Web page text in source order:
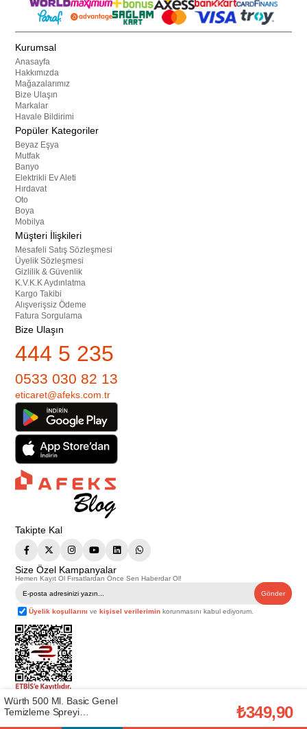
Kurumsal
Anasayfa
Hakkımızda
Mağazalarımız
Bize Ulaşın
Markalar
Havale Bildirimi
Popüler Kategoriler
Beyaz Eşya
Mutfak
Banyo
Elektrikli Ev Aleti
Hırdavat
Oto
Boya
Mobilya
Müşteri İlişkileri
Mesafeli Satış Sözleşmesi
Üyelik Sözleşmesi
Gizlilik & Güvenlik
K.V.K.K Aydınlatma
Kargo Takibi
Alışverişsiz Ödeme
Fatura Sorgulama
Bize Ulaşın
444 5 235
0533 030 82 13
eticaret@afeks.com.tr
Takipte Kal
Size Özel Kampanyalar
Hemen Kayıt Ol Fırsatlardan Önce Sen Haberdar Ol!
Gönder
Üyelik koşullarını vekişisel verilerimin korunmasını kabul ediyorum.
Telif Hakkı © 2026Afeks Yapı Market
. Tüm hakları saklıdır.
Bu web sitesindeki tüm ürünler ticari amaçlıdır. Web sitemizde yer alan
görsel ve yazılı içerikler firmamıza ait olup, firmamızın yazılı izni alınmadan
Würth 500 Ml. Basic Genel
Temizleme Spreyi
₺349,90